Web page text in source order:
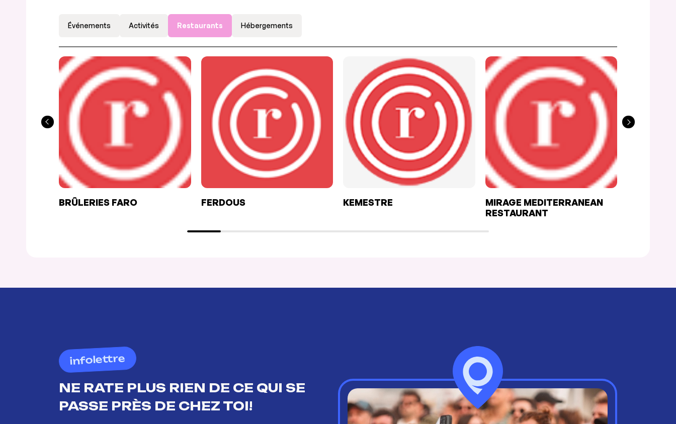
Événements Activités Restaurants Hébergements
BRÛLERIES FARO FERDOUS KEMESTRE
MIRAGE MEDITERRANEAN
RESTAURANT
infolettre
NE RATE PLUS RIEN DE CE QUI SE
PASSE PRÈS DE CHEZ TOI!